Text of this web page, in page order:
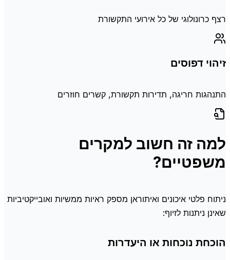
רצף כרונולוגי של כל אירועי התקשורת
זיהוי דפוסים
התנהגות חריגה, תדירות תקשורת, קשרים חוזרים
למה זה חשוב למקרים
משפטיים?
ניתוח פלטי איכונים ואיתוראן מספק ראיות ממשיות ואובייקטיביות
שאינן ניתנות לזיוף:
הוכחת נוכחות או היעדרות